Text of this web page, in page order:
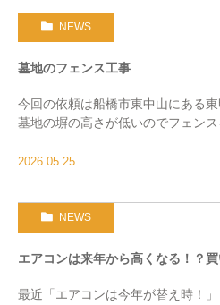
NEWS
墓地のフェンス工事
今回の依頼は船橋市東中山にある
墓地の塀の高さが低いのでフェン
転落防止の塀があるのですが、高
2026.05.25
NEWS
エアコンは来年から高くなる！？
最近「エアコンは今年が替え時！